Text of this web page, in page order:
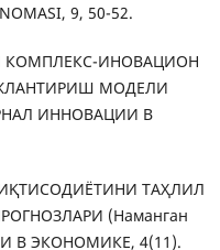
9, 50-52.
КОМПЛЕКС-ИНОВАЦИОН
МОДЕЛИ
ИННОВАЦИИ В
ТАҲЛИЛ
(Наманган
В ЭКОНОМИКЕ, 4(11).